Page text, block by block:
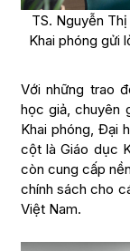
TS. Nguyễn
Khai phóng gửi
Với những trao
học giả, chuyên
Khai phóng, Đại
cột là Giáo dục
còn cung cấp
chính sách cho
Việt Nam.